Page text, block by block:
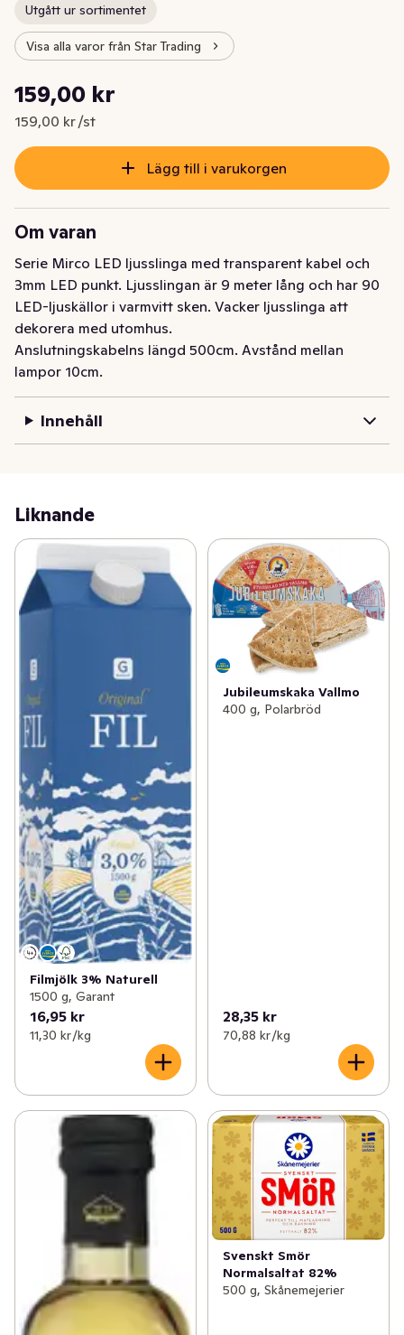
Utgått ur sortimentet
Visa alla varor från Star Trading
Nuvarande pris är: 159,00 kr
159,00 kr
159,00 kr /st
Styckpris: 159,00 kr /st
Lägg till i varukorgen
Om varan
Serie Mirco LED ljusslinga med transparent kabel och
3mm LED punkt. Ljusslingan är 9 meter lång och har 90
LED-ljuskällor i varmvitt sken. Vacker ljusslinga att
dekorera med utomhus.
Anslutningskabelns längd 500cm. Avstånd mellan
lampor 10cm.
Innehåll
Liknande
Filmjölk 3% Naturell
1500 g, Garant
16,95 kr
11,30 kr /kg
Jubileumskaka Vallmo
400 g, Polarbröd
28,35 kr
70,88 kr /kg
Svenskt Smör
Normalsaltat 82%
500 g, Skånemejerier